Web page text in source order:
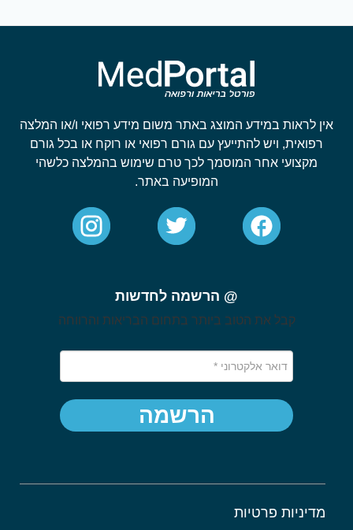
אין לראות במידע המוצג באתר משום מידע רפואי ו/או המלצה
רפואית, ויש להתייעץ עם גורם רפואי או רוקח או בכל גורם
מקצועי אחר המוסמך לכך טרם שימוש בהמלצה כלשהי
המופיעה באתר.
מדיניות פרטיות
@ הרשמה לחדשות
קבל את הטוב ביותר בתחום הבריאות והרווחה
הרשמה